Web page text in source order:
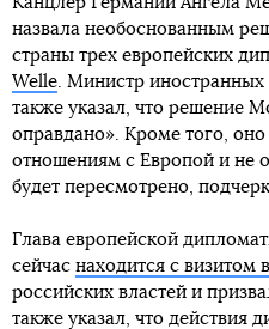
назвала необоснованным
страны трех европейских
Welle . Министр
также указал, что решение
оправдано». Кроме того,
отношениям с Европой и не
будет пересмотрено,
Глава европейской
сейчас находится с визитом
российских властей и
также указал, что действия